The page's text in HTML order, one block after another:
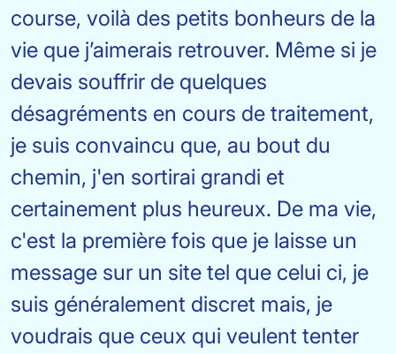
course, voilà des petits bonheurs de la
vie que j’aimerais retrouver. Même si je
devais souffrir de quelques
désagréments en cours de traitement,
je suis convaincu que, au bout du
chemin, j'en sortirai grandi et
certainement plus heureux. De ma vie,
c'est la première fois que je laisse un
message sur un site tel que celui ci, je
suis généralement discret mais, je
voudrais que ceux qui veulent tenter